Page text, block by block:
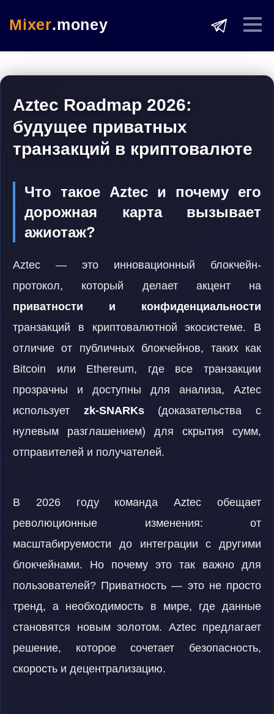
Mixer.money
Aztec Roadmap 2026:
будущее приватных
транзакций в криптовалюте
Что такое Aztec и почему его
дорожная карта вызывает
ажиотаж?
Aztec — это инновационный блокчейн-
протокол, который делает акцент на
приватности и конфиденциальности
транзакций в криптовалютной экосистеме. В
отличие от публичных блокчейнов, таких как
Bitcoin или Ethereum, где все транзакции
прозрачны и доступны для анализа, Aztec
использует zk-SNARKs(доказательства с
нулевым разглашением) для скрытия сумм,
отправителей и получателей.
В 2026 году команда Aztec обещает
революционные изменения: от
масштабируемости до интеграции с другими
блокчейнами. Но почему это так важно для
пользователей? Приватность — это не просто
тренд, а необходимость в мире, где данные
становятся новым золотом. Aztec предлагает
решение, которое сочетает безопасность,
скорость и децентрализацию.